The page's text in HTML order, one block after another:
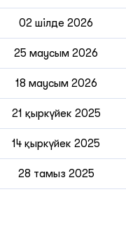
02 шілде 2026
25 маусым 2026
18 маусым 2026
21 қыркүйек 2025
14 қыркүйек 2025
28 тамыз 2025